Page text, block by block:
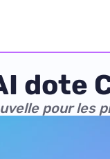
dote
pour les